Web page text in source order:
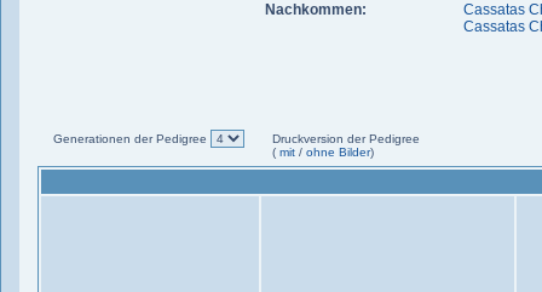
Nachkommen:
Cassatas
Cassatas
Generationen der Pedigree
Druckversion der Pedigree
( mit / ohne Bilder)